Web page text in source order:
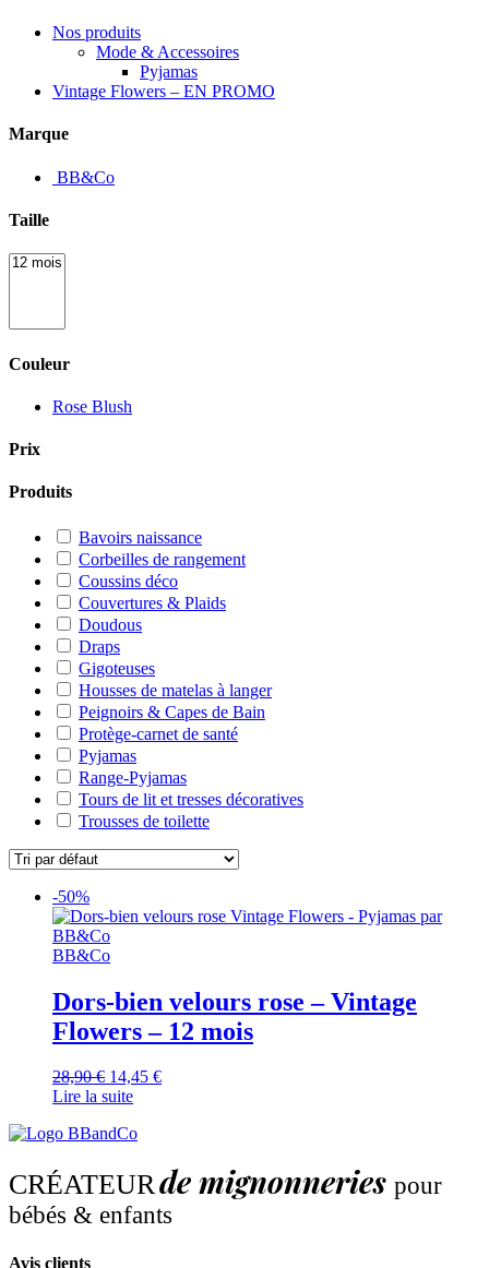
Nos produits
Mode & Accessoires
Pyjamas
Vintage Flowers – EN PROMO
Marque
BB&Co
Taille
Couleur
Rose Blush
Prix
Produits
Bavoirs naissance
Corbeilles de rangement
Coussins déco
Couvertures & Plaids
Doudous
Draps
Gigoteuses
Housses de matelas à langer
Peignoirs & Capes de Bain
Protège-carnet de santé
Pyjamas
Range-Pyjamas
Tours de lit et tresses décoratives
Trousses de toilette
-50%
BB&Co
Dors-bien velours rose – Vintage
Flowers – 12 mois
28,90€ Le
prix
était :
14,45 €Le
Lire la suite
CRÉATEURde mignonneries pour
bébés & enfants
Avis clients